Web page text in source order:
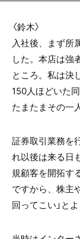
〈鈴木〉
入社後、まず所
した。本店は強
ところ。私は決
150人ほどいた
たまたまその一
証券取引業務を
れ以後は来る日
規顧客を開拓す
ですから、株主
回ってこい」と